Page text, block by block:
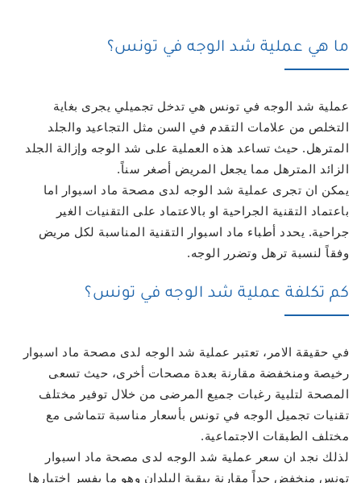
ما هي عملية شد الوجه في تونس؟
عملية شد الوجه في تونس هي تدخل تجميلي يجرى بغاية
التخلص من علامات التقدم في السن مثل التجاعيد والجلد
المترهل. حيث تساعد هذه العملية على شد الوجه وإزالة الجلد
الزائد المترهل مما يجعل المريض أصغر سناً.
يمكن ان تجرى عملية شد الوجه لدى مصحة ماد اسبوار اما
باعتماد التقنية الجراحية او بالاعتماد على التقنيات الغير
جراحية. يحدد أطباء ماد اسبوار التقنية المناسبة لكل مريض
وفقاً لنسبة ترهل وتضرر الوجه.
كم تكلفة عملية شد الوجه في تونس؟
في حقيقة الامر، تعتبر عملية شد الوجه لدى مصحة ماد اسبوار
رخيصة ومنخفضة مقارنة بعدة مصحات أخرى، حيث تسعى
المصحة لتلبية رغبات جميع المرضى من خلال توفير مختلف
تقنيات تجميل الوجه في تونس بأسعار مناسبة تتماشى مع
مختلف الطبقات الاجتماعية.
لذلك نجد ان سعر عملية شد الوجه لدى مصحة ماد اسبوار
تونس منخفض جداً مقارنة ببقية البلدان وهو ما يفسر اختيارها